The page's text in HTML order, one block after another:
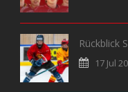
Rückblick
17 Jul